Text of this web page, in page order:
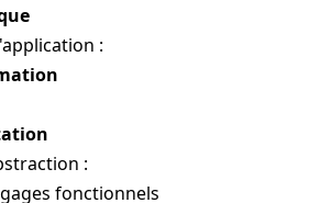
:
:
fonctionnels